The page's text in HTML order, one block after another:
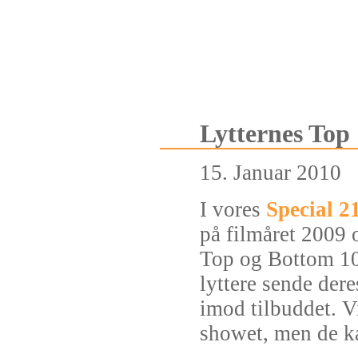
Lytternes Top
15. Januar 2010
I vores Special
på filmåret 2009
Top og Bottom
lyttere sende
imod tilbuddet.
showet, men de